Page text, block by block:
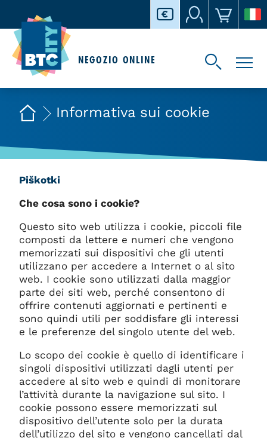
NEGOZIO ONLINE
Informativa sui cookie
Piškotki
Che cosa sono i cookie?
Questo sito web utilizza i cookie, piccoli file
composti da lettere e numeri che vengono
memorizzati sui dispositivi che gli utenti
utilizzano per accedere a Internet o al sito
web. I cookie sono utilizzati dalla maggior
parte dei siti web, perché consentono di
offrire contenuti aggiornati e pertinenti e
sono quindi utili per soddisfare gli interessi
e le preferenze del singolo utente del web.
Lo scopo dei cookie è quello di identificare i
singoli dispositivi utilizzati dagli utenti per
accedere al sito web e quindi di monitorare
l’attività durante la navigazione sul sito. I
cookie possono essere memorizzati sul
dispositivo dell’utente solo per la durata
dell’utilizzo del sito e vengono cancellati dal